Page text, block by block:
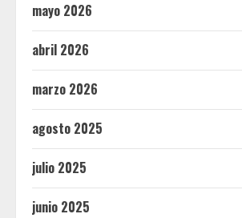
mayo 2026
abril 2026
marzo 2026
agosto 2025
julio 2025
junio 2025